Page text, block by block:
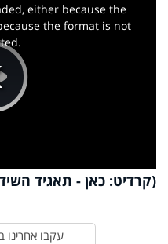
either because the
the format is not
(קרדיט: כאן - תאגיד
עקבו אחרינו